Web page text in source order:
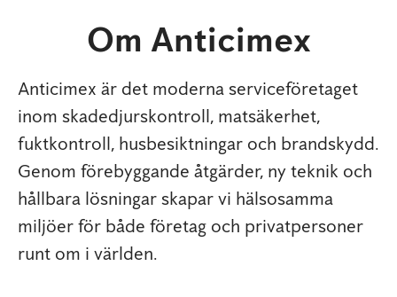
Om Anticimex
Anticimex är det moderna serviceföretaget
inom skadedjurskontroll, matsäkerhet,
fuktkontroll, husbesiktningar och brandskydd.
Genom förebyggande åtgärder, ny teknik och
hållbara lösningar skapar vi hälsosamma
miljöer för både företag och privatpersoner
runt om i världen.